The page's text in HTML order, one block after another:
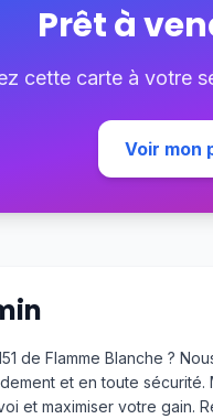
Prêt à
cette carte à votre
Voir mon
de Flamme Blanche ?
et en toute sécurité.
et maximiser votre gain.